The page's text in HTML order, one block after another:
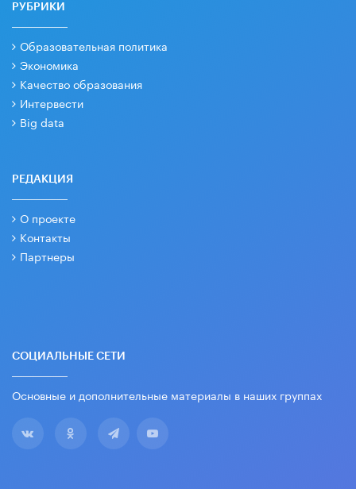
РУБРИКИ
Образовательная политика
Экономика
Качество образования
Интервести
Big data
РЕДАКЦИЯ
О проекте
Контакты
Партнеры
СОЦИАЛЬНЫЕ СЕТИ
Основные и дополнительные материалы в наших группах